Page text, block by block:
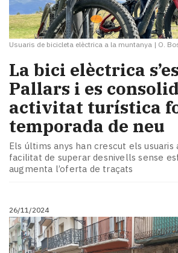
Usuaris de bicicleta elèctrica a la muntanya | O.
La bici elèctrica
Pallars i es
activitat turística
temporada de neu
Els últims anys han crescut els
facilitat de superar desnivells sense
augmenta l’oferta de traçats
26/11/2024